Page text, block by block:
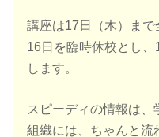
講座は17日（木）まで
16日を臨時休校とし
します。
スピーディの情報は
組織には、ちゃんと流